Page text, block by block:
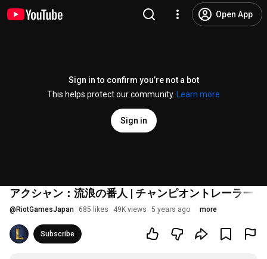
Open App
Sign in to confirm you’re not a bot
This helps protect our community.
Learn more
Sign in
アクシャン：流浪の番人 | チャンピオントレーラー -
@ RiotGamesJapan 685 likes 49K views 5 years ago more
Subscribe